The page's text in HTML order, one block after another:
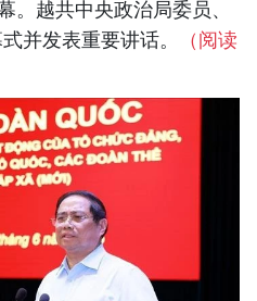
。越共中央政治局委员、
并发表重要讲话。
（阅读